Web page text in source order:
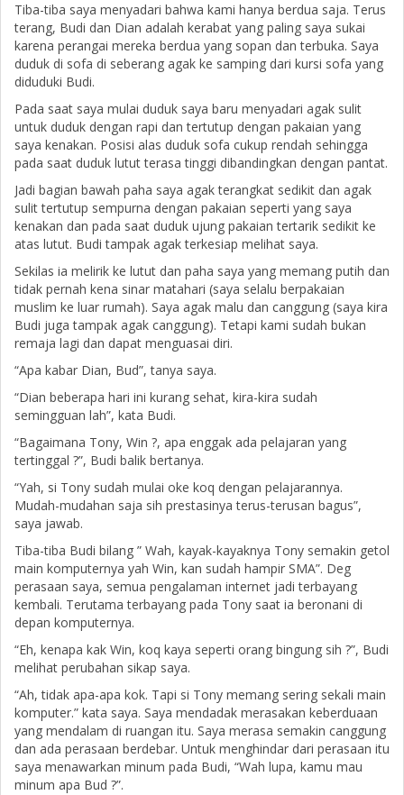
Tiba-tiba saya menyadari bahwa kami hanya berdua saja. Terus
terang, Budi dan Dian adalah kerabat yang paling saya sukai
karena perangai mereka berdua yang sopan dan terbuka. Saya
duduk di sofa di seberang agak ke samping dari kursi sofa yang
diduduki Budi.
Pada saat saya mulai duduk saya baru menyadari agak sulit
untuk duduk dengan rapi dan tertutup dengan pakaian yang
saya kenakan. Posisi alas duduk sofa cukup rendah sehingga
pada saat duduk lutut terasa tinggi dibandingkan dengan pantat.
Jadi bagian bawah paha saya agak terangkat sedikit dan agak
sulit tertutup sempurna dengan pakaian seperti yang saya
kenakan dan pada saat duduk ujung pakaian tertarik sedikit ke
atas lutut. Budi tampak agak terkesiap melihat saya.
Sekilas ia melirik ke lutut dan paha saya yang memang putih dan
tidak pernah kena sinar matahari (saya selalu berpakaian
muslim ke luar rumah). Saya agak malu dan canggung (saya kira
Budi juga tampak agak canggung). Tetapi kami sudah bukan
remaja lagi dan dapat menguasai diri.
“Apa kabar Dian, Bud”, tanya saya.
“Dian beberapa hari ini kurang sehat, kira-kira sudah
semingguan lah”, kata Budi.
“Bagaimana Tony, Win ?, apa enggak ada pelajaran yang
tertinggal ?”, Budi balik bertanya.
“Yah, si Tony sudah mulai oke koq dengan pelajarannya.
Mudah-mudahan saja sih prestasinya terus-terusan bagus”,
saya jawab.
Tiba-tiba Budi bilang ” Wah, kayak-kayaknya Tony semakin getol
main komputernya yah Win, kan sudah hampir SMA”. Deg
perasaan saya, semua pengalaman internet jadi terbayang
kembali. Terutama terbayang pada Tony saat ia beronani di
depan komputernya.
“Eh, kenapa kak Win, koq kaya seperti orang bingung sih ?”, Budi
melihat perubahan sikap saya.
“Ah, tidak apa-apa kok. Tapi si Tony memang sering sekali main
komputer.” kata saya. Saya mendadak merasakan keberduaan
yang mendalam di ruangan itu. Saya merasa semakin canggung
dan ada perasaan berdebar. Untuk menghindar dari perasaan itu
saya menawarkan minum pada Budi, “Wah lupa, kamu mau
minum apa Bud ?”.